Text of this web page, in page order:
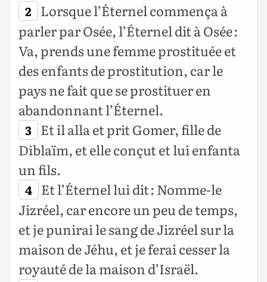
2 Lorsque l’Éternel commença à
parler par Osée, l’Éternel dit à Osée :
Va, prends une femme prostituée et
des enfants de prostitution, car le
pays ne fait que se prostituer en
abandonnant l’Éternel.
3 Et il alla et prit Gomer, fille de
Diblaïm, et elle conçut et lui enfanta
un fils.
4 Et l’Éternel lui dit : Nomme-le
Jizréel, car encore un peu de temps,
et je punirai le sang de Jizréel sur la
maison de Jéhu, et je ferai cesser la
royauté de la maison d’Israël.